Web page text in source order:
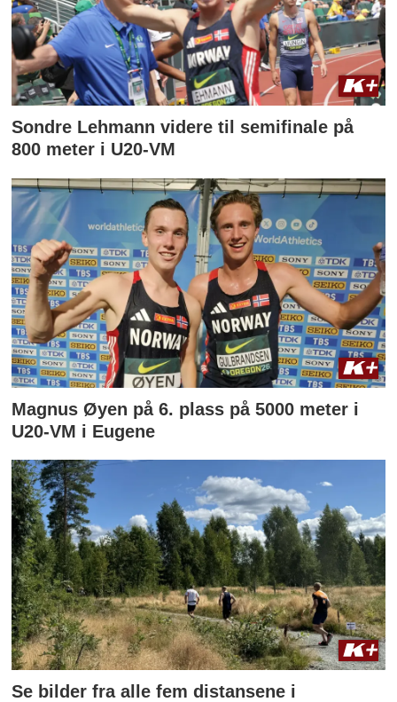
Sondre Lehmann videre til semifinale på
800 meter i U20-VM
Magnus Øyen på 6. plass på 5000 meter i
U20-VM i Eugene
Se bilder fra alle fem distansene i